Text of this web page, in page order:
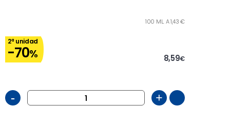
100 ML. A 1,43 €
2ª unidad
-70% 8,59€
- +